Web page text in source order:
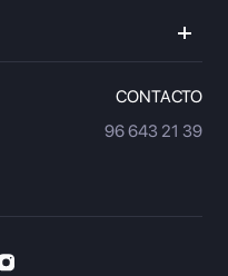
CONTACTO
96 643 21 39